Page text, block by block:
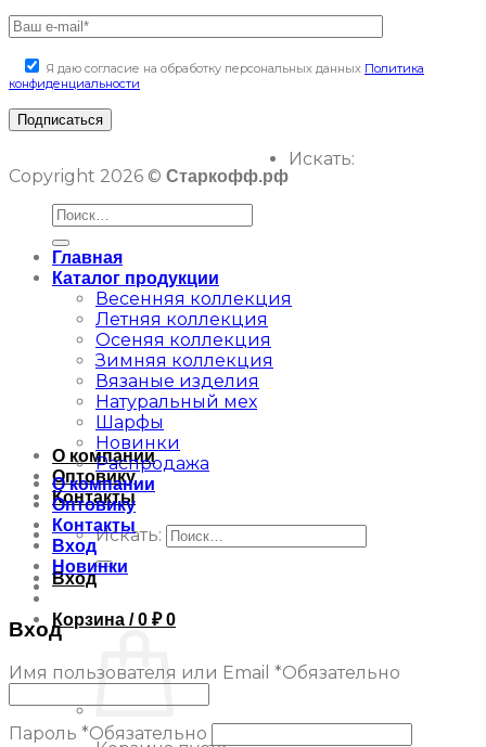
О компании
Оптовику
Контакты
Искать:
Вход
Корзина /0 ₽ 0
Я даю согласие на обработку персональных данных Политика
конфиденциальности
Copyright 2026 © Старкофф.рф
Искать:
Главная
Каталог продукции
Весенняя коллекция
Летняя коллекция
Осеняя коллекция
Зимняя коллекция
Вязаные изделия
Натуральный мех
Шарфы
Новинки
Распродажа
О компании
Оптовику
Контакты
Вход
Новинки
Вход
Имя пользователя или Email *Обязательно
Пароль *Обязательно